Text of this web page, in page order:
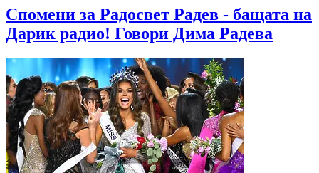
Спомени за Радосвет Радев - бащата на
Дарик радио! Говори Дима Радева